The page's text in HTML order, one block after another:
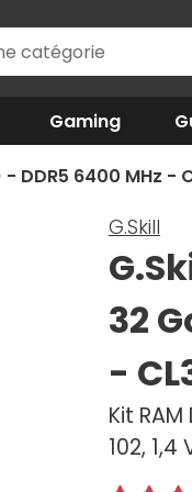
Gaming
DDR5 6400 MHz -
G.Skill
32
-
Kit
102,